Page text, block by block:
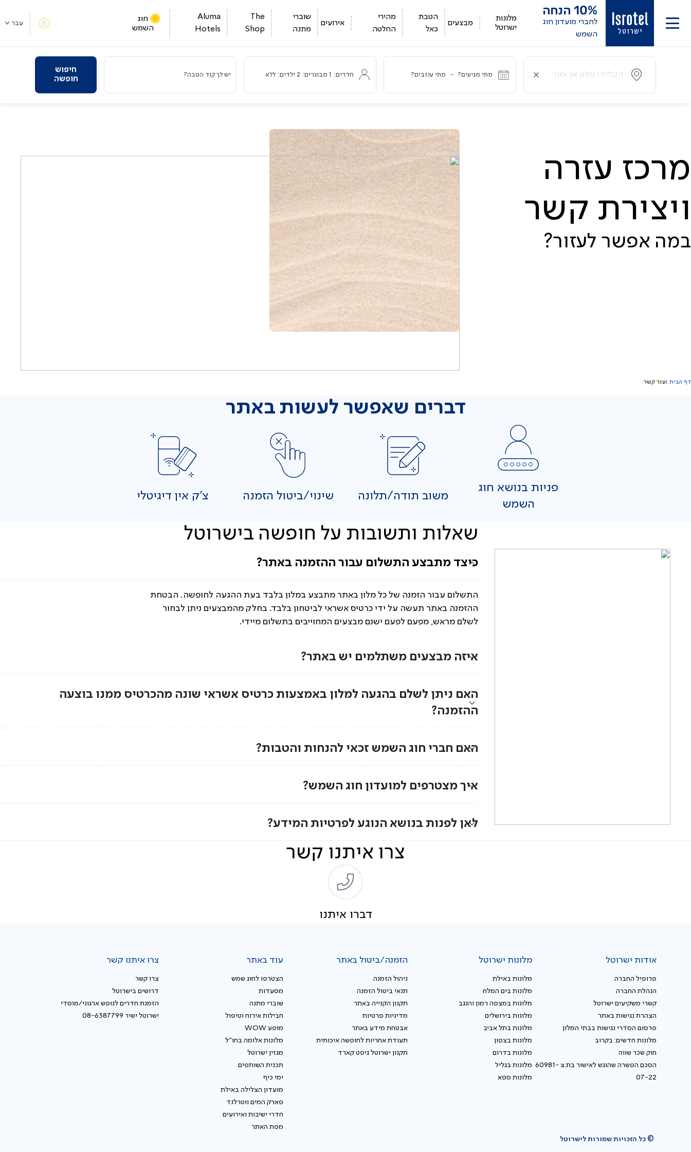
10% הנחה
לחברי מועדון חוג
השמש
מלונות
ישרוטל
מבצעים
הטבת
כאל
מהירי
החלטה
אירועים
שוברי
מתנה
The
Shop
Aluma
Hotels
חוג
השמש
עבר
מתי מגיעים? - מתי עוזבים? חדרים: 1 מבוגרים: 2 ילדים: ללא יש לך קוד הטבה?
חיפוש
חופשה
מרכז עזרה
ויצירת קשר
במה אפשר לעזור?
דף הבית צור קשר
דברים שאפשר לעשות באתר
פניות בנושא חוג
השמש
משוב תודה/תלונה שינוי/ביטול הזמנה צ'ק אין דיגיטלי
שאלות ותשובות על חופשה בישרוטל
כיצד מתבצע התשלום עבור ההזמנה באתר?
התשלום עבור הזמנה של כל מלון באתר מתבצע במלון בלבד בעת ההגעה לחופשה. הבטחת
ההזמנה באתר תעשה על ידי כרטיס אשראי לביטחון בלבד. בחלק מהמבצעים ניתן לבחור
לשלם מראש, מפעם לפעם ישנם מבצעים המחוייבים בתשלום מיידי.
איזה מבצעים משתלמים יש באתר?
האם ניתן לשלם בהגעה למלון באמצעות כרטיס אשראי שונה מהכרטיס ממנו בוצעה
ההזמנה?
האם חברי חוג השמש זכאי להנחות והטבות?
איך מצטרפים למועדון חוג השמש?
לאן לפנות בנושא הנוגע לפרטיות המידע?
צרו איתנו קשר
דברו איתנו
אודות ישרוטל
פרופיל החברה
הנהלת החברה
קשרי משקיעים ישרוטל
הצהרת נגישות באתר
פרסום הסדרי נגישות בבתי המלון
מלונות חדשים: בקרוב
חוק שכר שווה
הסכם הפשרה שהוגש לאישור בת.צ 60981-
07-22
מלונות ישרוטל
מלונות באילת
מלונות בים המלח
מלונות במצפה רמון והנגב
מלונות בירושלים
מלונות בתל אביב
מלונות בצפון
מלונות בדרום
מלונות בגליל
מלונות ספא
הזמנה/ביטול באתר
ניהול הזמנה
תנאי ביטול הזמנה
תקנון הקנייה באתר
מדיניות פרטיות
אבטחת מידע באתר
תעודת אחריות לחופשה איכותית
תקנון ישרוטל גיפט קארד
עוד באתר
הצטרפו לחוג שמש
מסעדות
שוברי מתנה
חבילות אירוח וטיפול
מופע WOW
מלונות אלומה בחו"ל
מגזין ישרוטל
תכנית השותפים
ימי כיף
מועדון הצלילה באילת
פארק המים ווטרלנד
חדרי ישיבות ואירועים
מפת האתר
צרו איתנו קשר
צרו קשר
דרושים בישרוטל
הזמנת חדרים לנופש ארגוני/מוסדי
ישרוטל ישיר 08-6387799
© כל הזכויות שמורות לישרוטל